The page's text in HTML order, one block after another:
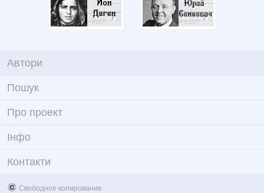
Автори
Пошук
Про проект
Iнфо
Контакти
Свободное копирование